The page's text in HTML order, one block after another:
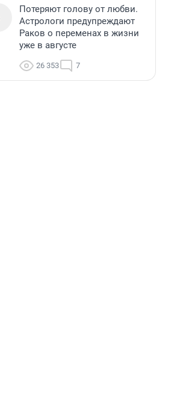
Потеряют голову от любви.
Астрологи предупреждают
Раков о переменах в жизни
уже в августе
26 353 7